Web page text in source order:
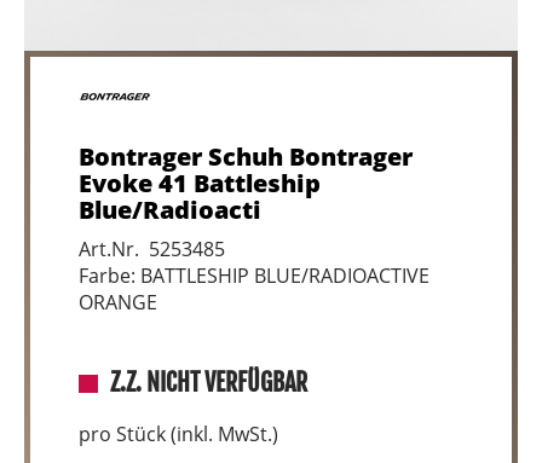
Bontrager Schuh Bontrager
Evoke 41 Battleship
Blue/Radioacti
Art.Nr. 5253485
Farbe: BATTLESHIP BLUE/RADIOACTIVE
ORANGE
Z.Z. NICHT VERFÜGBAR
pro Stück (inkl. MwSt.)